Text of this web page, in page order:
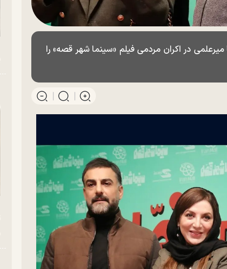
میرعلمی در اکران مردمی فیلم «سینما شهر قصه» را